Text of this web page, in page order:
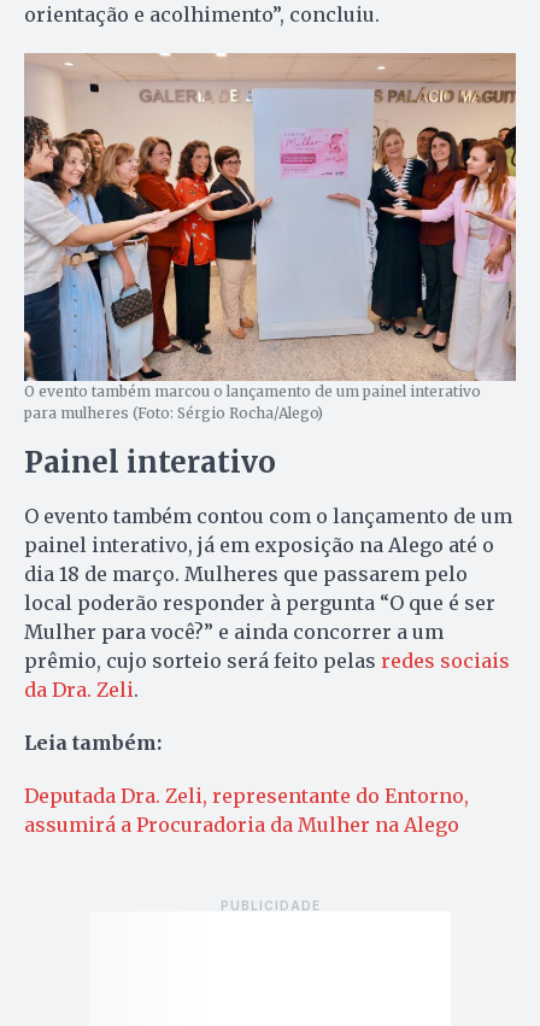
orientação e acolhimento”, concluiu.
O evento também marcou o lançamento de um painel interativo
para mulheres (Foto: Sérgio Rocha/Alego)
Painel interativo
O evento também contou com o lançamento de um
painel interativo, já em exposição na Alego até o
dia 18 de março. Mulheres que passarem pelo
local poderão responder à pergunta “O que é ser
Mulher para você?” e ainda concorrer a um
prêmio, cujo sorteio será feito pelas redes sociais
da Dra. Zeli.
Leia também:
Deputada Dra. Zeli, representante do Entorno,
assumirá a Procuradoria da Mulher na Alego